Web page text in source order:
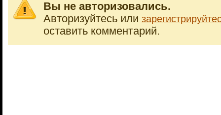
Вы не авторизовались.
Авторизуйтесь или
оставить комментарий.